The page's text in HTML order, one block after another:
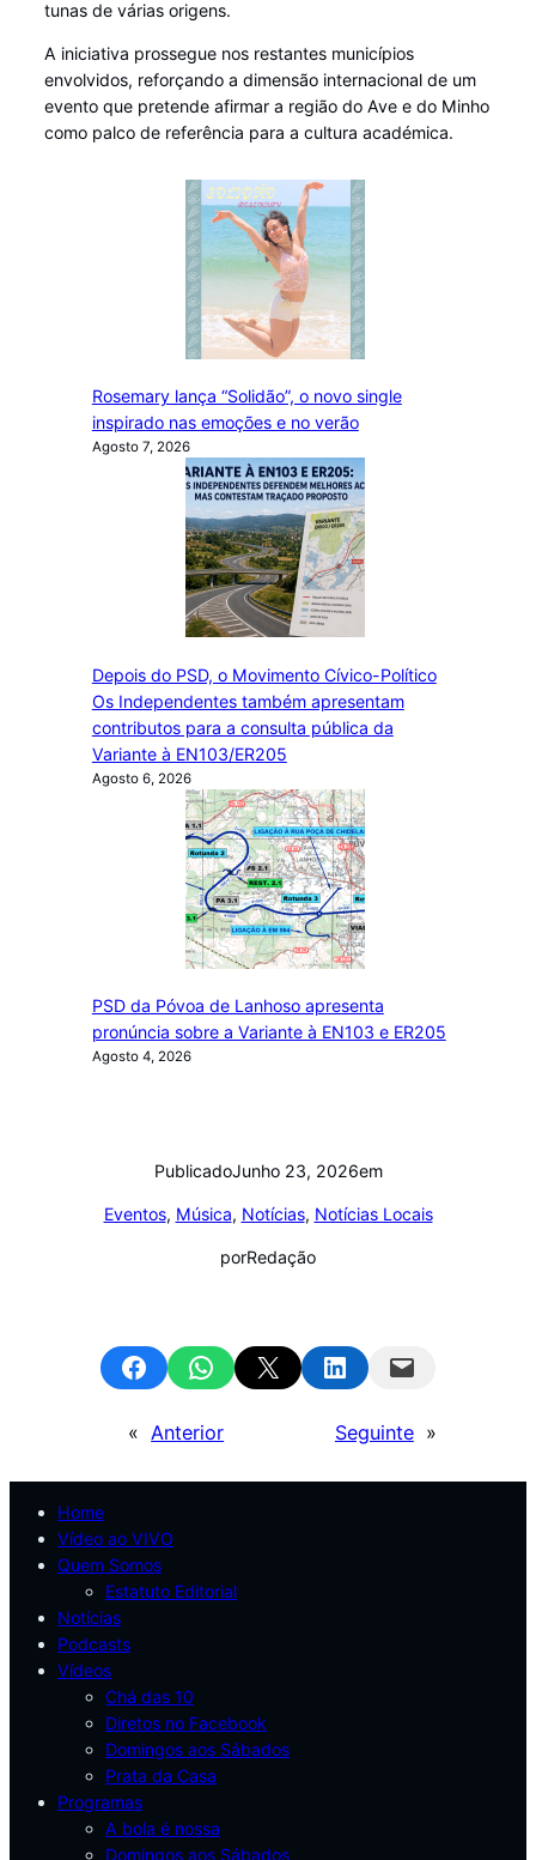
tunas de várias origens.
A iniciativa prossegue nos restantes municípios
envolvidos, reforçando a dimensão internacional de um
evento que pretende afirmar a região do Ave e do Minho
como palco de referência para a cultura académica.
Rosemary lança “Solidão”, o novo single
inspirado nas emoções e no verão
Agosto 7, 2026
Depois do PSD, o Movimento Cívico-Político
Os Independentes também apresentam
contributos para a consulta pública da
Variante à EN103/ER205
Agosto 6, 2026
PSD da Póvoa de Lanhoso apresenta
pronúncia sobre a Variante à EN103 e ER205
Agosto 4, 2026
PublicadoJunho 23, 2026em
Eventos, Música, Notícias, Notícias Locais
porRedação
Share on FacebookShare on WhatsApp
Email this Page Share on LinkedInEmail this Page
« Anterior Seguinte »
Home
Vídeo ao VIVO
Quem Somos
Estatuto Editorial
Notícias
Podcasts
Vídeos
Chá das 10
Diretos no Facebook
Domingos aos Sábados
Prata da Casa
Programas
A bola é nossa
Domingos aos Sábados